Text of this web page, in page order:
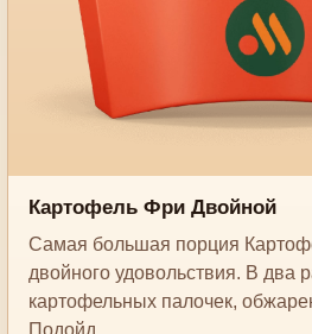
Картофель Фри Двойной
Самая большая порция
двойного удовольствия. В два
картофельных палочек,
Подойд…